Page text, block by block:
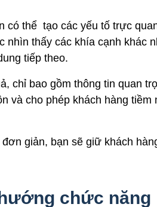
có thể tạo các yếu tố trực
thấy các khía cạnh khác
tiếp theo.
chỉ bao gồm thông tin quan
và cho phép khách hàng
giản, bạn sẽ giữ khách
chức năng